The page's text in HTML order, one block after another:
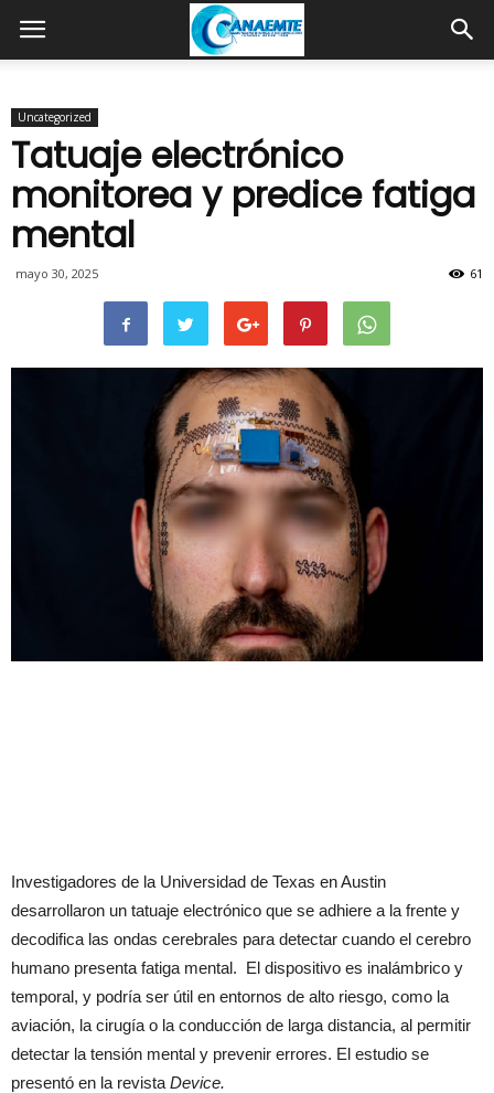
Uncategorized
Tatuaje electrónico
monitorea y predice fatiga
mental
mayo 30, 2025 61
Investigadores de la Universidad de Texas en Austin
desarrollaron un tatuaje electrónico que se adhiere a la frente y
decodifica las ondas cerebrales para detectar cuando el cerebro
humano presenta fatiga mental. El dispositivo es inalámbrico y
temporal, y podría ser útil en entornos de alto riesgo, como la
aviación, la cirugía o la conducción de larga distancia, al permitir
detectar la tensión mental y prevenir errores. El estudio se
presentó en la revista Device.